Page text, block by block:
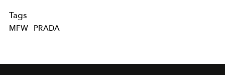
Tags
MFW PRADA